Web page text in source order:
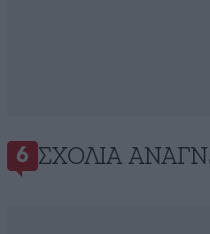
6 ΣΧΌΛΙΑ